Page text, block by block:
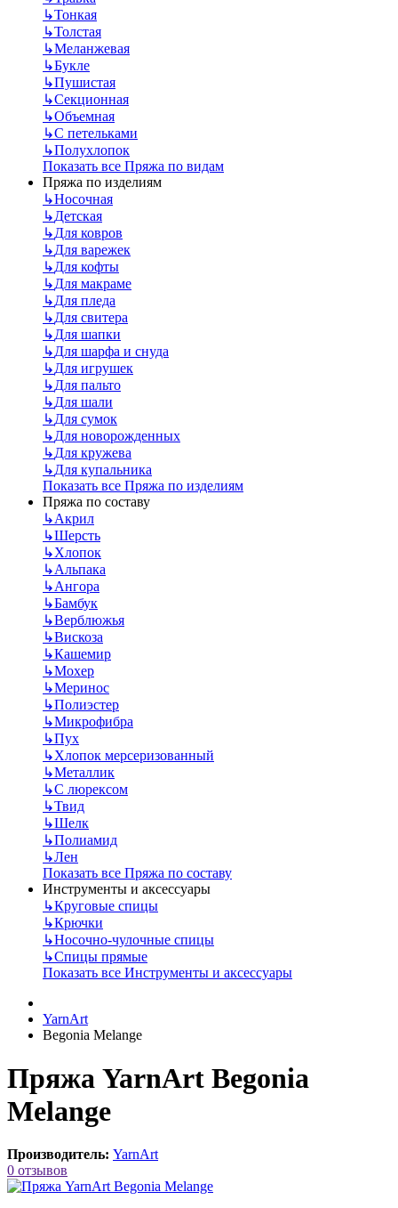
↳Тонкая
↳Толстая
↳Меланжевая
↳Букле
↳Пушистая
↳Секционная
↳Объемная
↳С петельками
↳Полухлопок
Показать все Пряжа по видам
Пряжа по изделиям
↳Носочная
↳Детская
↳Для ковров
↳Для варежек
↳Для кофты
↳Для макраме
↳Для пледа
↳Для свитера
↳Для шапки
↳Для шарфа и снуда
↳Для игрушек
↳Для пальто
↳Для шали
↳Для сумок
↳Для новорожденных
↳Для кружева
↳Для купальника
Показать все Пряжа по изделиям
Пряжа по составу
↳Акрил
↳Шерсть
↳Хлопок
↳Альпака
↳Ангора
↳Бамбук
↳Верблюжья
↳Вискоза
↳Кашемир
↳Мохер
↳Меринос
↳Полиэстер
↳Микрофибра
↳Пух
↳Хлопок мерсеризованный
↳Металлик
↳С люрексом
↳Твид
↳Шелк
↳Полиамид
↳Лен
Показать все Пряжа по составу
Инструменты и аксессуары
↳Круговые спицы
↳Крючки
↳Носочно-чулочные спицы
↳Спицы прямые
Показать все Инструменты и аксессуары
YarnArt
Begonia Melange
Пряжа YarnArt Begonia
Melange
Производитель: YarnArt
0 отзывов